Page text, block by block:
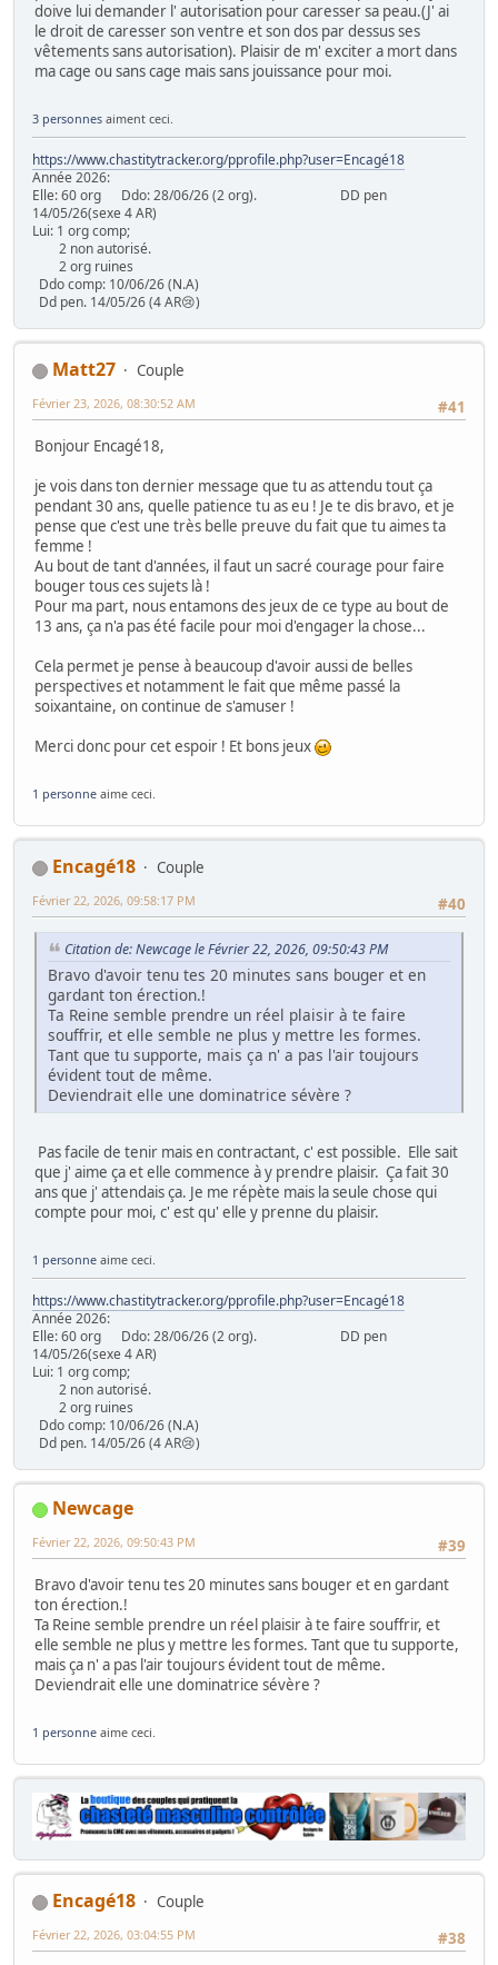
doive lui demander l' autorisation pour caresser sa peau.(J' ai
le droit de caresser son ventre et son dos par dessus ses
vêtements sans autorisation). Plaisir de m' exciter a mort dans
ma cage ou sans cage mais sans jouissance pour moi.
3 personnes aiment ceci.
https://www.chastitytracker.org/pprofile.php?user=Encagé18
Année 2026:
Elle: 60 org Ddo: 28/06/26 (2 org). DD pen
14/05/26(sexe 4 AR)
Lui: 1 org comp;
2 non autorisé.
2 org ruines
Ddo comp: 10/06/26 (N.A)
Dd pen. 14/05/26 (4 AR😢)
Matt27
Couple
#41
Février 23, 2026, 08:30:52 AM
Bonjour Encagé18,
je vois dans ton dernier message que tu as attendu tout ça
pendant 30 ans, quelle patience tu as eu ! Je te dis bravo, et je
pense que c'est une très belle preuve du fait que tu aimes ta
femme !
Au bout de tant d'années, il faut un sacré courage pour faire
bouger tous ces sujets là !
Pour ma part, nous entamons des jeux de ce type au bout de
13 ans, ça n'a pas été facile pour moi d'engager la chose...
Cela permet je pense à beaucoup d'avoir aussi de belles
perspectives et notamment le fait que même passé la
soixantaine, on continue de s'amuser !
Merci donc pour cet espoir ! Et bons jeux
1 personne aime ceci.
Encagé18
Couple
#40
Février 22, 2026, 09:58:17 PM
Citation de: Newcage le Février 22, 2026, 09:50:43 PM
Bravo d'avoir tenu tes 20 minutes sans bouger et en
gardant ton érection.!
Ta Reine semble prendre un réel plaisir à te faire
souffrir, et elle semble ne plus y mettre les formes.
Tant que tu supporte, mais ça n' a pas l'air toujours
évident tout de même.
Deviendrait elle une dominatrice sévère ?
Pas facile de tenir mais en contractant, c' est possible. Elle sait
que j' aime ça et elle commence à y prendre plaisir. Ça fait 30
ans que j' attendais ça. Je me répète mais la seule chose qui
compte pour moi, c' est qu' elle y prenne du plaisir.
1 personne aime ceci.
https://www.chastitytracker.org/pprofile.php?user=Encagé18
Année 2026:
Elle: 60 org Ddo: 28/06/26 (2 org). DD pen
14/05/26(sexe 4 AR)
Lui: 1 org comp;
2 non autorisé.
2 org ruines
Ddo comp: 10/06/26 (N.A)
Dd pen. 14/05/26 (4 AR😢)
Newcage
#39
Février 22, 2026, 09:50:43 PM
Bravo d'avoir tenu tes 20 minutes sans bouger et en gardant
ton érection.!
Ta Reine semble prendre un réel plaisir à te faire souffrir, et
elle semble ne plus y mettre les formes. Tant que tu supporte,
mais ça n' a pas l'air toujours évident tout de même.
Deviendrait elle une dominatrice sévère ?
1 personne aime ceci.
Encagé18
Couple
#38
Février 22, 2026, 03:04:55 PM